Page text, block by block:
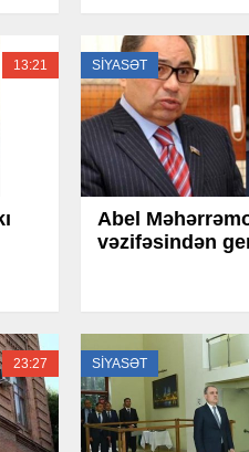
13:21 SİYASƏT
Abel
vəzifəsindən
23:27 SİYASƏT